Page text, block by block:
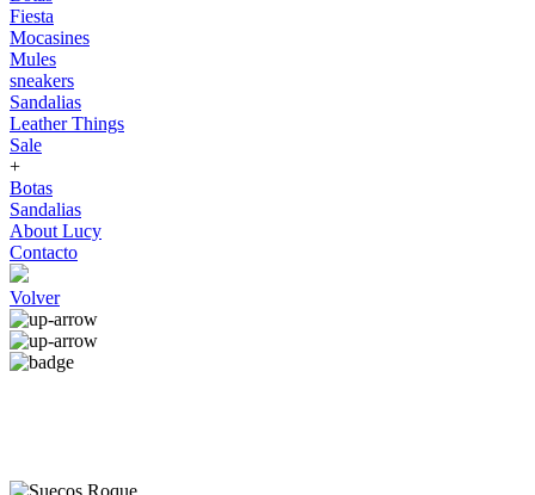
Fiesta
Mocasines
Mules
sneakers
Sandalias
Leather Things
Sale
+
Botas
Sandalias
About Lucy
Contacto
Volver